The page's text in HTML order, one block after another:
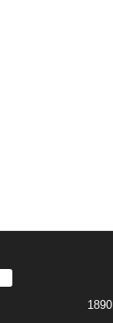
1890